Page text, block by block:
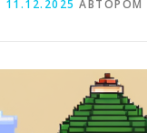
11.12.2025 АВТОРОМ